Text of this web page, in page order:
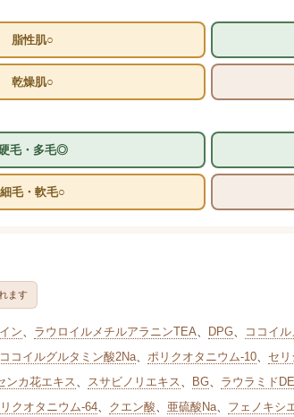
脂性肌○
乾燥肌○
毛・多毛◎
細毛・軟毛○
ます
ン、 ラウロイルメチルアラニンTEA、 DPG、 ココイ
ココイルグルタミン酸2Na、 ポリクオタニウム-10、 セリ
ンカ花エキス、 スサビノリエキス、 BG、 ラウラミド
クオタニウム-64、 クエン酸、 亜硫酸Na、 フェノキシ